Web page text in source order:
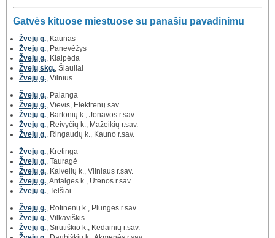
Gatvės kituose miestuose su panašiu pavadinimu
Žvejų g. , Kaunas
Žvejų g. , Panevėžys
Žvejų g. , Klaipėda
Žvejų skg. , Šiauliai
Žvejų g. , Vilnius
Žvejų g. , Palanga
Žvejų g. , Vievis, Elektrėnų sav.
Žvejų g. , Bartonių k., Jonavos r.sav.
Žvejų g. , Reivyčių k., Mažeikių r.sav.
Žvejų g. , Ringaudų k., Kauno r.sav.
Žvejų g. , Kretinga
Žvejų g. , Tauragė
Žvejų g. , Kalvelių k., Vilniaus r.sav.
Žvejų g. , Antalgės k., Utenos r.sav.
Žvejų g. , Telšiai
Žvejų g. , Rotinėnų k., Plungės r.sav.
Žvejų g. , Vilkaviškis
Žvejų g. , Sirutiškio k., Kėdainių r.sav.